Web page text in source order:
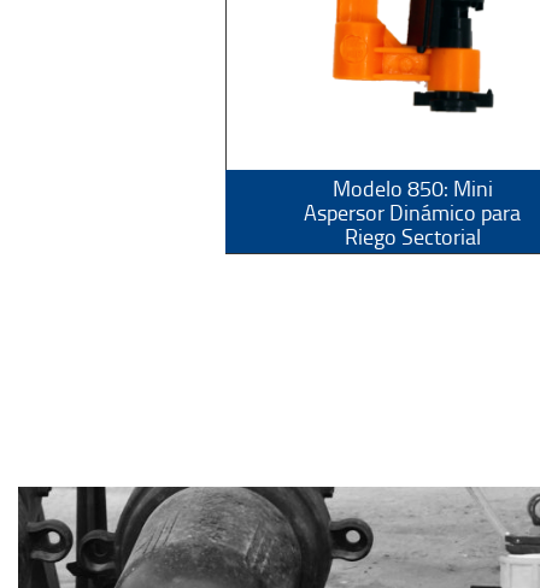
Modelo 850: Mini
Aspersor Dinámico para
Riego Sectorial